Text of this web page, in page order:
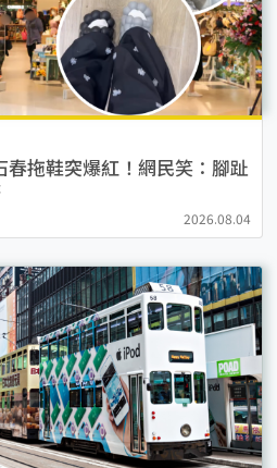
春拖鞋突爆紅！網民笑：腳趾
2026.08.04